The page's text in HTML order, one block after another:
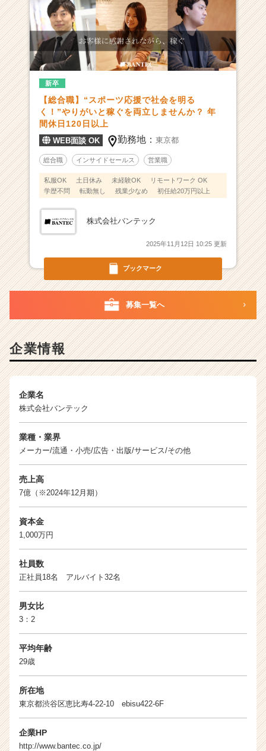
ナ
ル
品
展
れ
る
仕
組
み
で
成
果
を
し
い”
チ
ャ
長
ス
ウ
く
就
ア
ア
C
a
e
ブックマーク
新卒
【総合職】“スポーツ応援で社会を明る
く！”やりがいと稼ぐを両立しませんか？ 年
間休日120日以上
WEB面談 OK 勤務地：東京都
総合職 インサイドセールス 営業職
私服OK 土日休み 未経験OK
リモートワーク OK
学歴不問
転勤無し 残業少なめ 初任給20万円以上
株式会社バンテック
2025年11月12日 10:25 更新
募集一覧へ
企業情報
企業名
株式会社バンテック
業種・業界
メーカー/流通・小売/広告・出版/サービス/その他
売上高
7億（※2024年12月期）
資本金
1,000万円
社員数
正社員18名 アルバイト32名
男女比
3：2
平均年齢
29歳
所在地
東京都渋谷区恵比寿4-22-10 ebisu422-6F
企業HP
http://www.bantec.co.jp/